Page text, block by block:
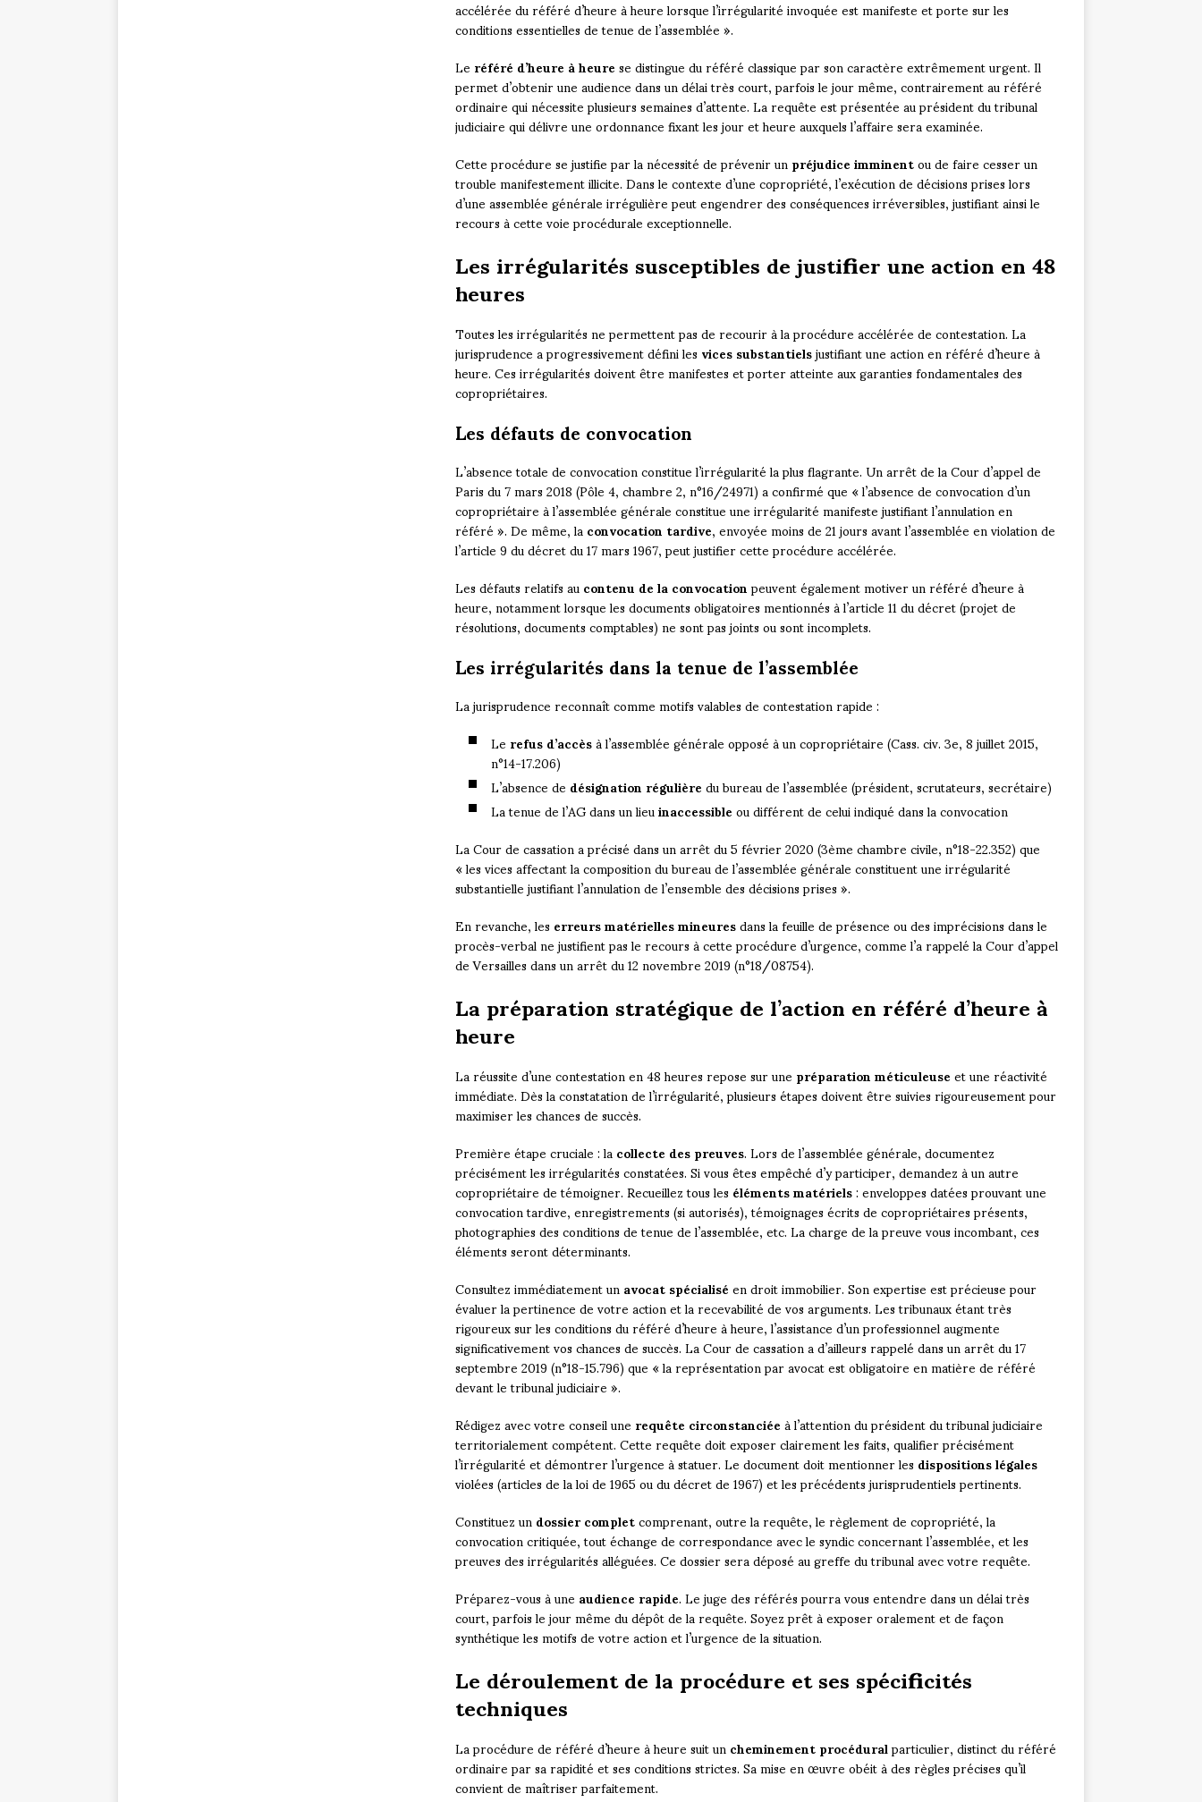
accélérée du référé d’heure à heure lorsque l’irrégularité invoquée est manifeste et porte sur les
conditions essentielles de tenue de l’assemblée ».
Leréféré d’heure à heurese distingue du référé classique par son caractère extrêmement urgent. Il
permet d’obtenir une audience dans un délai très court, parfois le jour même, contrairement au référé
ordinaire qui nécessite plusieurs semaines d’attente. La requête est présentée au président du tribunal
judiciaire qui délivre une ordonnance fixant les jour et heure auxquels l’affaire sera examinée.
Cette procédure se justifie par la nécessité de prévenir unpréjudice imminentou de faire cesser un
trouble manifestement illicite. Dans le contexte d’une copropriété, l’exécution de décisions prises lors
d’une assemblée générale irrégulière peut engendrer des conséquences irréversibles, justifiant ainsi le
recours à cette voie procédurale exceptionnelle.
Les irrégularités susceptibles de justifier une action en 48
heures
Toutes les irrégularités ne permettent pas de recourir à la procédure accélérée de contestation. La
jurisprudence a progressivement défini lesvices substantielsjustifiant une action en référé d’heure à
heure. Ces irrégularités doivent être manifestes et porter atteinte aux garanties fondamentales des
copropriétaires.
Les défauts de convocation
L’absence totale de convocation constitue l’irrégularité la plus flagrante. Un arrêt de la Cour d’appel de
Paris du 7 mars 2018 (Pôle 4, chambre 2, n°16/24971) a confirmé que « l’absence de convocation d’un
copropriétaire à l’assemblée générale constitue une irrégularité manifeste justifiant l’annulation en
référé ». De même, laconvocation tardive, envoyée moins de 21 jours avant l’assemblée en violation de
l’article 9 du décret du 17 mars 1967, peut justifier cette procédure accélérée.
Les défauts relatifs aucontenu de la convocationpeuvent également motiver un référé d’heure à
heure, notamment lorsque les documents obligatoires mentionnés à l’article 11 du décret (projet de
résolutions, documents comptables) ne sont pas joints ou sont incomplets.
Les irrégularités dans la tenue de l’assemblée
La jurisprudence reconnaît comme motifs valables de contestation rapide :
Lerefus d’accèsà l’assemblée générale opposé à un copropriétaire (Cass. civ. 3e, 8 juillet 2015,
n°14-17.206)
L’absence dedésignation régulièredu bureau de l’assemblée (président, scrutateurs, secrétaire)
La tenue de l’AG dans un lieuinaccessibleou différent de celui indiqué dans la convocation
La Cour de cassation a précisé dans un arrêt du 5 février 2020 (3ème chambre civile, n°18-22.352) que
« les vices affectant la composition du bureau de l’assemblée générale constituent une irrégularité
substantielle justifiant l’annulation de l’ensemble des décisions prises ».
En revanche, leserreurs matérielles mineuresdans la feuille de présence ou des imprécisions dans le
procès-verbal ne justifient pas le recours à cette procédure d’urgence, comme l’a rappelé la Cour d’appel
de Versailles dans un arrêt du 12 novembre 2019 (n°18/08754).
La préparation stratégique de l’action en référé d’heure à
heure
La réussite d’une contestation en 48 heures repose sur unepréparation méticuleuseet une réactivité
immédiate. Dès la constatation de l’irrégularité, plusieurs étapes doivent être suivies rigoureusement pour
maximiser les chances de succès.
Première étape cruciale : lacollecte des preuves. Lors de l’assemblée générale, documentez
précisément les irrégularités constatées. Si vous êtes empêché d’y participer, demandez à un autre
copropriétaire de témoigner. Recueillez tous leséléments matériels: enveloppes datées prouvant une
convocation tardive, enregistrements (si autorisés), témoignages écrits de copropriétaires présents,
photographies des conditions de tenue de l’assemblée, etc. La charge de la preuve vous incombant, ces
éléments seront déterminants.
Consultez immédiatement unavocat spécialiséen droit immobilier. Son expertise est précieuse pour
évaluer la pertinence de votre action et la recevabilité de vos arguments. Les tribunaux étant très
rigoureux sur les conditions du référé d’heure à heure, l’assistance d’un professionnel augmente
significativement vos chances de succès. La Cour de cassation a d’ailleurs rappelé dans un arrêt du 17
septembre 2019 (n°18-15.796) que « la représentation par avocat est obligatoire en matière de référé
devant le tribunal judiciaire ».
Rédigez avec votre conseil unerequête circonstanciéeà l’attention du président du tribunal judiciaire
territorialement compétent. Cette requête doit exposer clairement les faits, qualifier précisément
l’irrégularité et démontrer l’urgence à statuer. Le document doit mentionner lesdispositions légales
violées (articles de la loi de 1965 ou du décret de 1967) et les précédents jurisprudentiels pertinents.
Constituez undossier completcomprenant, outre la requête, le règlement de copropriété, la
convocation critiquée, tout échange de correspondance avec le syndic concernant l’assemblée, et les
preuves des irrégularités alléguées. Ce dossier sera déposé au greffe du tribunal avec votre requête.
Préparez-vous à uneaudience rapide. Le juge des référés pourra vous entendre dans un délai très
court, parfois le jour même du dépôt de la requête. Soyez prêt à exposer oralement et de façon
synthétique les motifs de votre action et l’urgence de la situation.
Le déroulement de la procédure et ses spécificités
techniques
La procédure de référé d’heure à heure suit uncheminement procéduralparticulier, distinct du référé
ordinaire par sa rapidité et ses conditions strictes. Sa mise en œuvre obéit à des règles précises qu’il
convient de maîtriser parfaitement.